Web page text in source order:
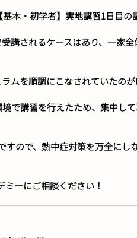
本・初学者】実地講習1日目の
講されるケースはあり、一家
ムを順調にこなされていたのが
で講習を行えたため、集中し
ので、熱中症対策を万全にし
ーにご相談ください！